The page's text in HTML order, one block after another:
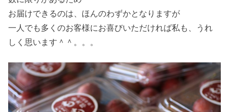
お届けできるのは、ほんのわずかとなりますが
一人でも多くのお客様にお喜びいただければ私も、うれ
しく思います＾＾。。。